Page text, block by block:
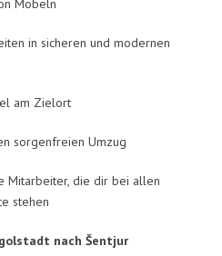
Möbeln
in sicheren und modernen
am Zielort
sorgenfreien Umzug
Mitarbeiter, die dir bei allen
stehen
nach Šentjur